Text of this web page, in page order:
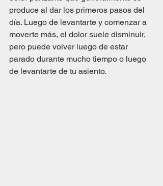
produce al dar los primeros pasos del
día. Luego de levantarte y comenzar a
moverte más, el dolor suele disminuir,
pero puede volver luego de estar
parado durante mucho tiempo o luego
de levantarte de tu asiento.